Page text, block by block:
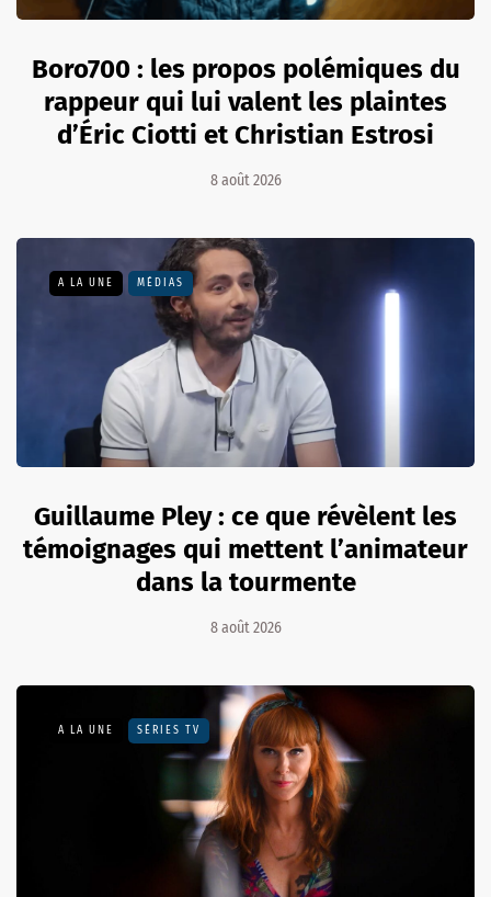
Boro700 : les propos polémiques du
rappeur qui lui valent les plaintes
d’Éric Ciotti et Christian Estrosi
8 août 2026
A LA UNE MÉDIAS
Guillaume Pley : ce que révèlent les
témoignages qui mettent l’animateur
dans la tourmente
8 août 2026
A LA UNE SÉRIES TV